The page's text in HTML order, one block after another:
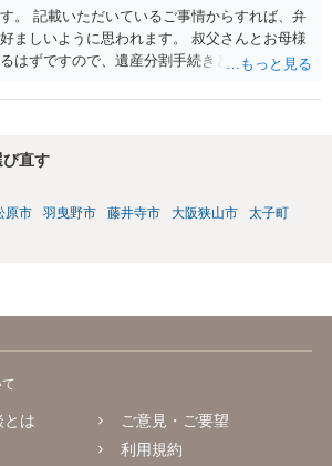
。 記載いただいているご事情からすれば、弁
ましいように思われます。 叔父さんとお母様
はずですので、遺産分割手続きという形でお
ついて慰謝料を請求する」と言ってこられて
積極的に動く必要はないように見受けられま
れるなどした場合には、遺産分割手続きで依頼
をお願いするのが良いのではないでしょう
ただければ幸いです。
直す
原市 羽曳野市 藤井寺市 大阪狭山市
太子町
とは
ご意見・ご要望
利用規約